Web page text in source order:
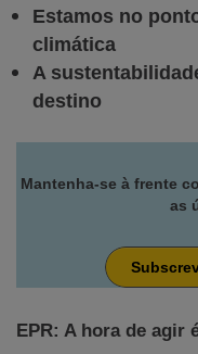
Estamos no
climática
A
destino
Mantenha-se à frente
as
EPR: A hora de agir